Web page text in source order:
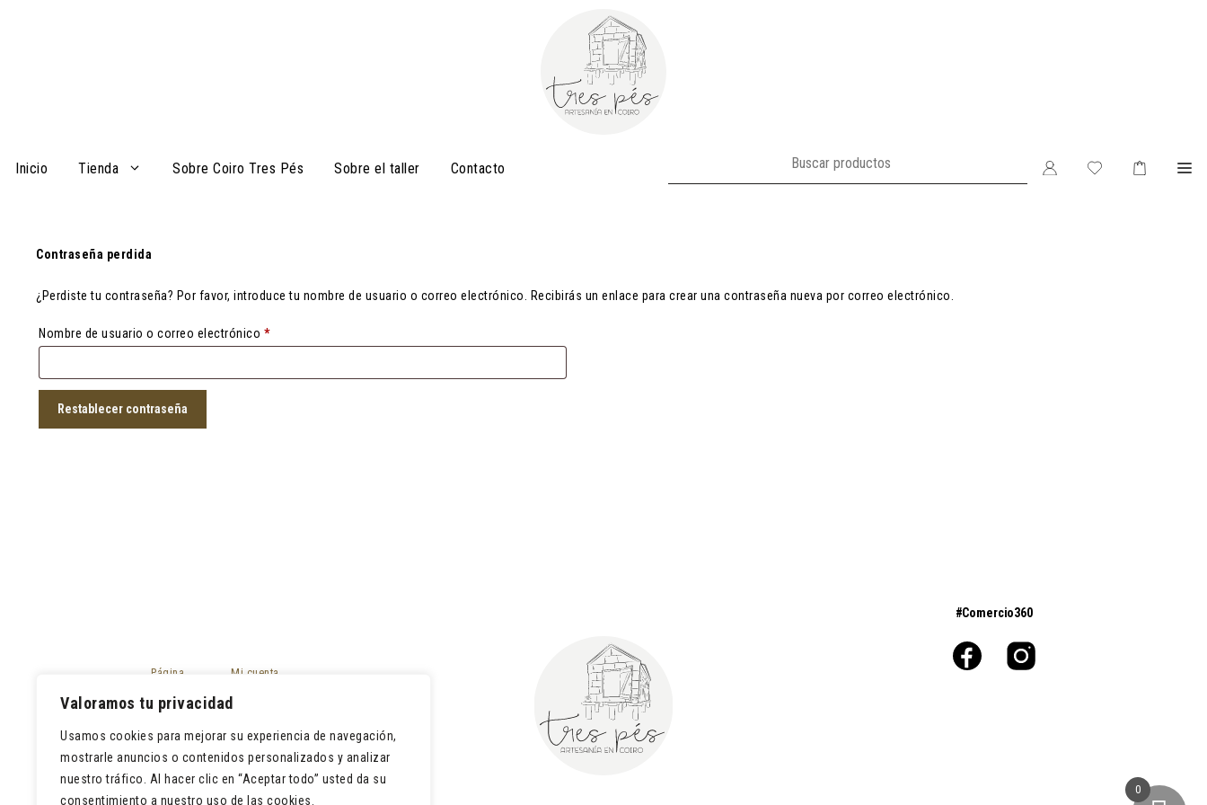
Valoramos tu privacidad
Usamos cookies para mejorar su experiencia de navegación,
mostrarle anuncios o contenidos personalizados y analizar
nuestro tráfico. Al hacer clic en “Aceptar todo” usted da su
consentimiento a nuestro uso de las cookies.
Inicio Tienda Sobre Coiro Tres Pés Sobre el taller Contacto
Contraseña perdida
¿Perdiste tu contraseña? Por favor, introduce tu nombre de usuario o correo electrónico. Recibirás un enlace para crear una contraseña nueva por correo electrónico.
Nombre de usuario o correo electrónico *Obligatorio
Restablecer contraseña
Página
Tienda
Contacto
Mi cuenta
Mis pedidos
Lista de deseos
#Comercio360
0